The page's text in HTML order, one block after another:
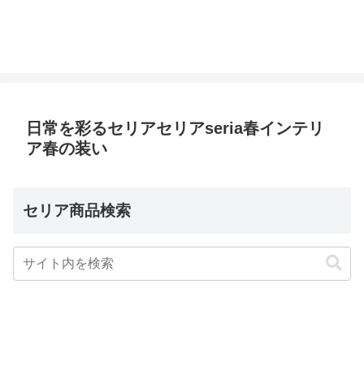
日常を彩るセリアセリアseria春インテリ
ア春の装い
セリア商品検索